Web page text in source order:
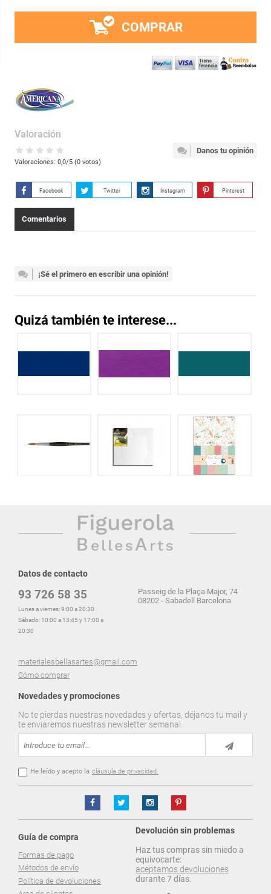
COMPRAR
Danos tu opinión
Valoración
Valoraciones: 0,0/5 (0votos)
Facebook Twitter Instagram Pinterest
Comentarios
¡Sé el primero en escribir una opinión!
Quizá también te interese...
Datos de contacto
93 726 58 35
Lunes a viernes: 9:00 a 20:30
Sábado: 10:00 a 13:45 y 17:00 a
20:30
materialesbellasartes@gmail.com
Cómo comprar
Passeig de la Plaça Major, 74
08202 - Sabadell Barcelona
Novedades y promociones
No te pierdas nuestras novedades y ofertas, déjanos tu mail y
te enviaremos nuestras newsletter semanal.
He leído y acepto la cláusula de privacidad.
Guía de compra
Formas de pago
Métodos de envío
Política de devoluciones
Devolución sin problemas
Haz tus compras sin miedo a
equivocarte:
aceptamos devoluciones
durante 7 días.